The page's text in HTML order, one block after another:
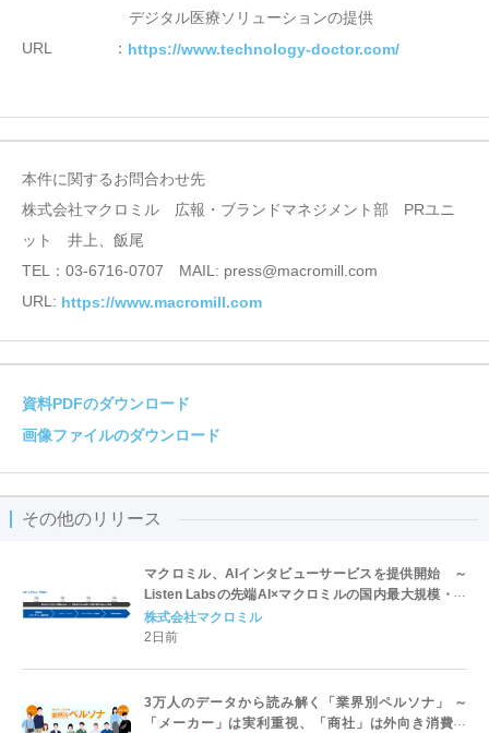
デジタル医療ソリューションの提供
URL ： https://www.technology-doctor.com/
本件に関するお問合わせ先
株式会社マクロミル 広報・ブランドマネジメント部 PRユニ
ット 井上、飯尾
TEL：03-6716-0707 MAIL: press@macromill.com
URL: https://www.macromill.com
資料PDFのダウンロード
画像ファイルのダウンロード
その他のリリース
マクロミル、AIインタビューサービスを提供開始 ～
Listen Labsの先端AI×マクロミルの国内最大規模・高
品質パネルで、インタビューから分析までを最短即日
で完了～
株式会社マクロミル
2日前
3万人のデータから読み解く「業界別ペルソナ」 ～
「メーカー」は実利重視、「商社」は外向き消費、